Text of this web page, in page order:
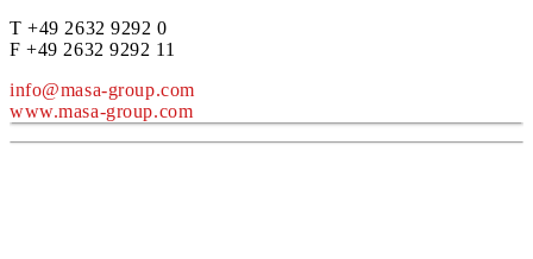
T +49 2632 9292 0
F +49 2632 9292 11
info@masa-group.com
www.masa-group.com